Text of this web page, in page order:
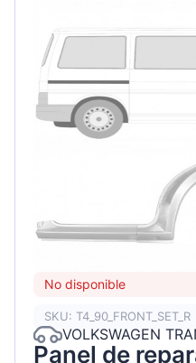
No disponible
SKU: T4_90_FRONT_SET_R
VOLKSWAGEN
Panel de